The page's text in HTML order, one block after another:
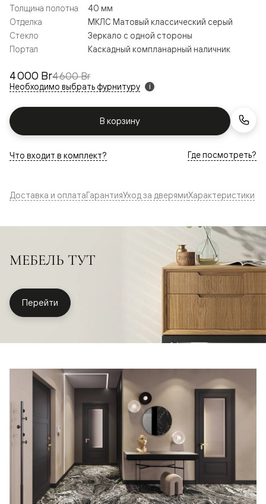
4 000 Br4 600 Br
Необходимо выбрать фурнитуру i
В корзину
Толщина полотна
40 мм
Отделка
МКЛС Матовый классический серый
Стекло
Зеркало с одной стороны
Портал
Каскадный компланарный наличник
Что входит в комплект? Где посмотреть?
Доставка и оплатаГарантияУход за дверямиХарактеристики
МЕБЕЛЬ ТУТ
Перейти